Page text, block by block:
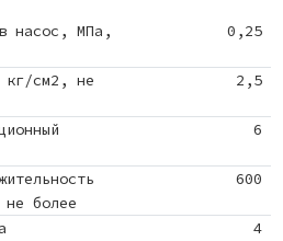
насос, МПа,
0,25
кг/см2, не
2,5
6
более
600
4